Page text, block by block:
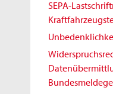
SEPA-